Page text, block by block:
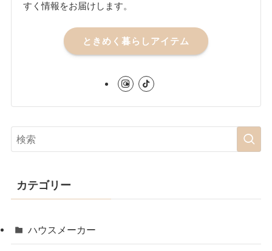
すく情報をお届けします。
ときめく暮らしアイテム
カテゴリー
ハウスメーカー